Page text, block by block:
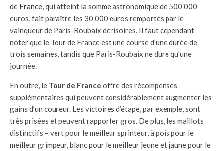
de France , qui atteint la somme astronomique de 500 000
euros, fait paraître les 30 000 euros remportés par le
vainqueur de Paris-Roubaix dérisoires. Il faut cependant
noter que le Tour de France est une course d’une durée de
trois semaines, tandis que Paris-Roubaix ne dure qu’une
journée.
En outre, le Tour de France offre des récompenses
supplémentaires qui peuvent considérablement augmenter les
gains d’un coureur. Les victoires d’étape, par exemple, sont
très prisées et peuvent rapporter gros. De plus, les maillots
distinctifs – vert pour le meilleur sprinteur, à pois pour le
meilleur grimpeur, blanc pour le meilleur jeune et jaune pour le